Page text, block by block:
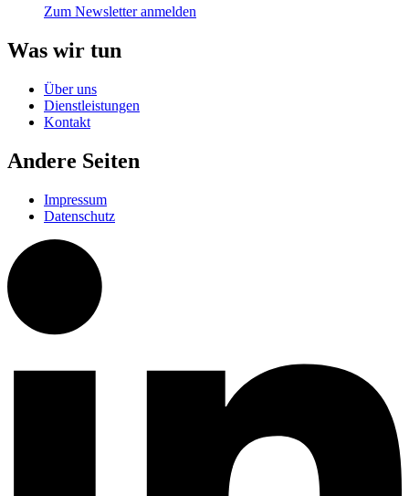
Zum Newsletter anmelden
Was wir tun
Über uns
Dienstleistungen
Kontakt
Andere Seiten
Impressum
Datenschutz